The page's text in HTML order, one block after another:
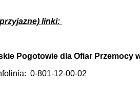
linki:
Pogotowie dla Ofiar Przemocy
0-801-12-00-02